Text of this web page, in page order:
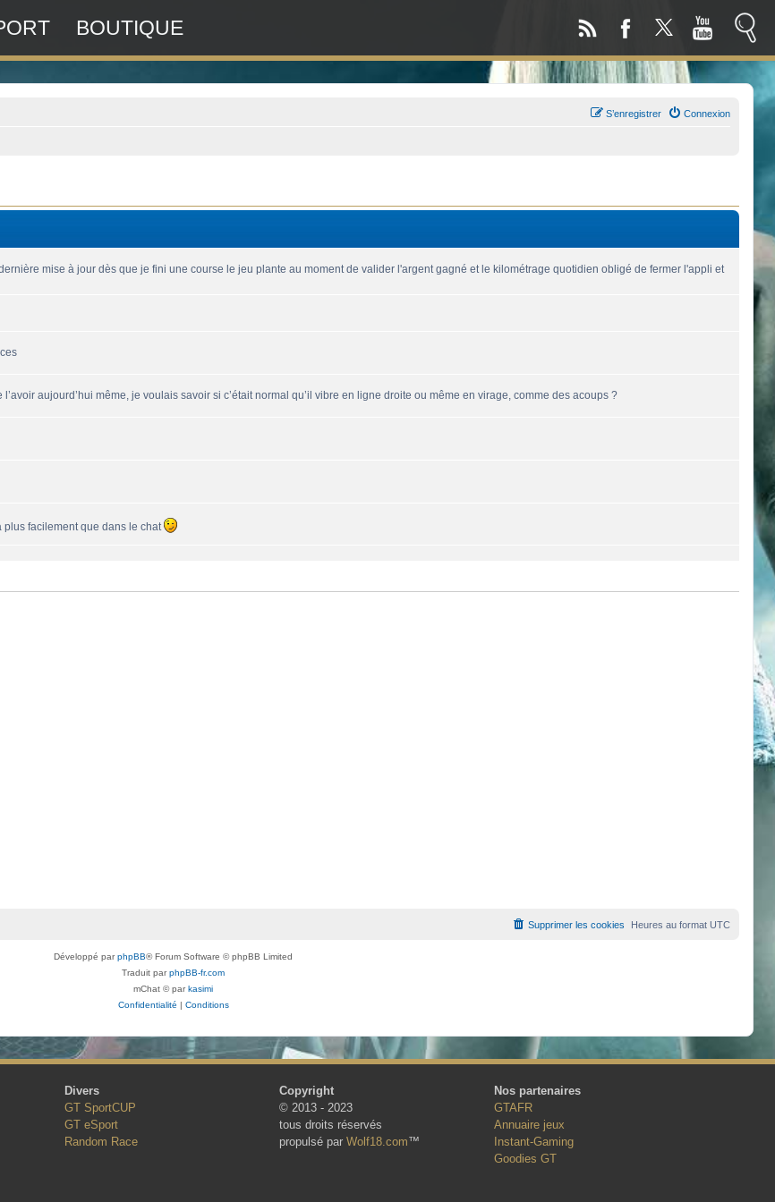
BOUTIQUE
Connexion
S’enregistrer
mise à jour dès que je fini une course le jeu plante au moment de valider l'argent gagné et le kilométrage quotidien obligé de fermer l'appli et
aujourd’hui même, je voulais savoir si c’était normal qu’il vibre en ligne droite ou même en virage, comme des acoups ?
plus facilement que dans le chat
à peu près ?
Heures au format UTC
Supprimer les cookies
Développé parphpBB® Forum Software © phpBB Limited
Traduit parphpBB-fr.com
mChat © parkasimi
Confidentialité | Conditions
Divers
GT SportCUP
GT eSport
Random Race
Copyright
© 2013 - 2023
tous droits réservés
propulsé par Wolf18.com™
Nos partenaires
GTAFR
Annuaire jeux
Instant-Gaming
Goodies GT